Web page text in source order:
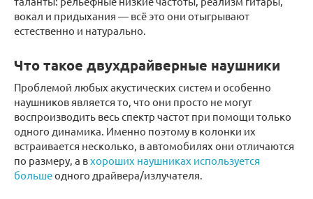
вокал и придыхания — всё это они отыгрывают
естественно и натурально.
Что такое двухдрайверные наушники
Проблемой любых акустических систем и особенно
наушников является то, что они просто не могут
воспроизводить весь спектр частот при помощи только
одного динамика. Именно поэтому в колонки их
встраивается несколько, в автомобилях они отличаются
по размеру, а вхороших наушниках используется
большеодного драйвера/излучателя.